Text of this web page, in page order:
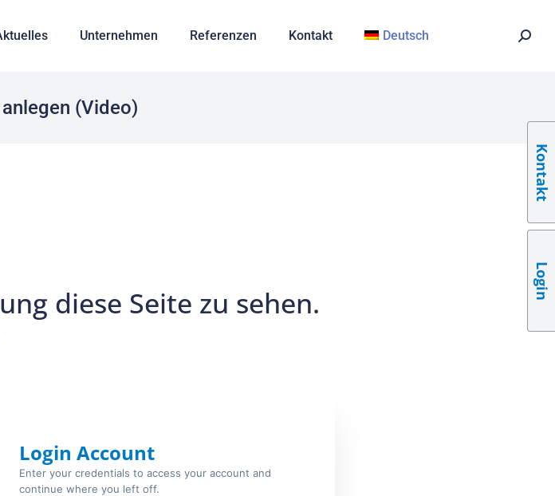
Unternehmen Referenzen Kontakt Deutsch
(Video)
diese Seite zu sehen.
Login Account
Enter your credentials to access your account and
continue where you left off.
Kontakt
Login